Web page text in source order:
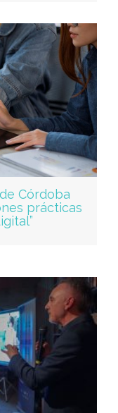
Córdoba
prácticas